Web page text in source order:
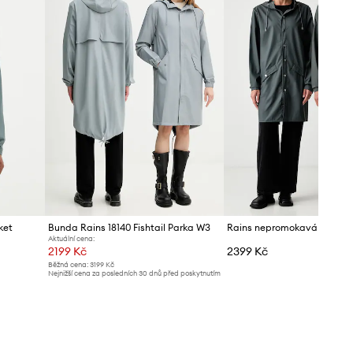
Bunda Rains 18140 Fishtail Parka W3
Aktuální cena:
2199 Kč
Běžná cena:3199 Kč
Nejnižší cena za posledních 30 dnů před poskytnutím
2399 Kč